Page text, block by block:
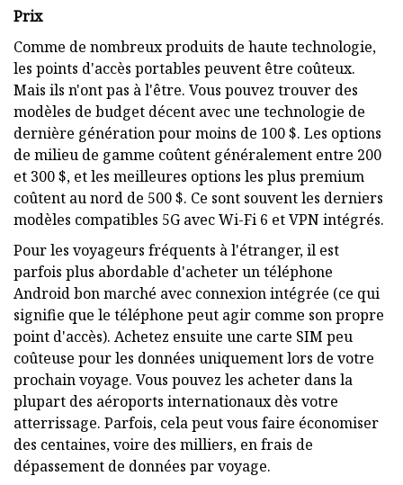
Prix
Comme de nombreux produits de haute technologie,
les points d'accès portables peuvent être coûteux.
Mais ils n'ont pas à l'être. Vous pouvez trouver des
modèles de budget décent avec une technologie de
dernière génération pour moins de 100 $. Les options
de milieu de gamme coûtent généralement entre 200
et 300 $, et les meilleures options les plus premium
coûtent au nord de 500 $. Ce sont souvent les derniers
modèles compatibles 5G avec Wi-Fi 6 et VPN intégrés.
Pour les voyageurs fréquents à l'étranger, il est
parfois plus abordable d'acheter un téléphone
Android bon marché avec connexion intégrée (ce qui
signifie que le téléphone peut agir comme son propre
point d'accès). Achetez ensuite une carte SIM peu
coûteuse pour les données uniquement lors de votre
prochain voyage. Vous pouvez les acheter dans la
plupart des aéroports internationaux dès votre
atterrissage. Parfois, cela peut vous faire économiser
des centaines, voire des milliers, en frais de
dépassement de données par voyage.